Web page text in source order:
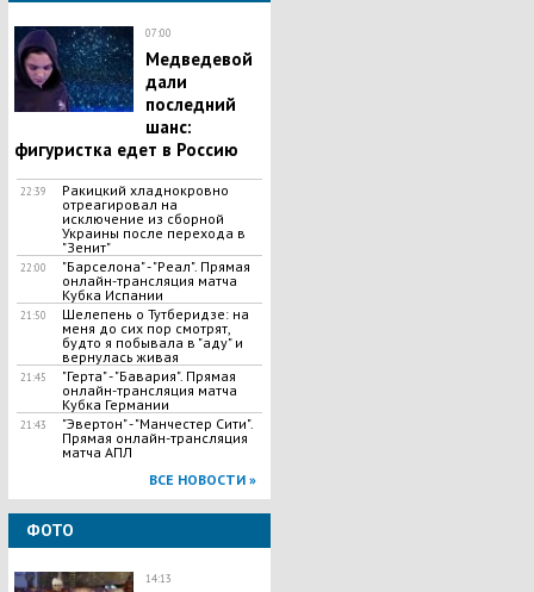
07:00
Медведевой
дали
последний
шанс:
фигуристка едет в Россию
22:39
Ракицкий хладнокровно
отреагировал на
исключение из сборной
Украины после перехода в
"Зенит"
22:00
"Барселона" - "Реал". Прямая
онлайн-трансляция матча
Кубка Испании
21:50
Шелепень о Тутберидзе: на
меня до сих пор смотрят,
будто я побывала в "аду" и
вернулась живая
21:45
"Герта" - "Бавария". Прямая
онлайн-трансляция матча
Кубка Германии
21:43
"Эвертон" - "Манчестер Сити".
Прямая онлайн-трансляция
матча АПЛ
ВСЕ НОВОСТИ »
ФОТО
14:13